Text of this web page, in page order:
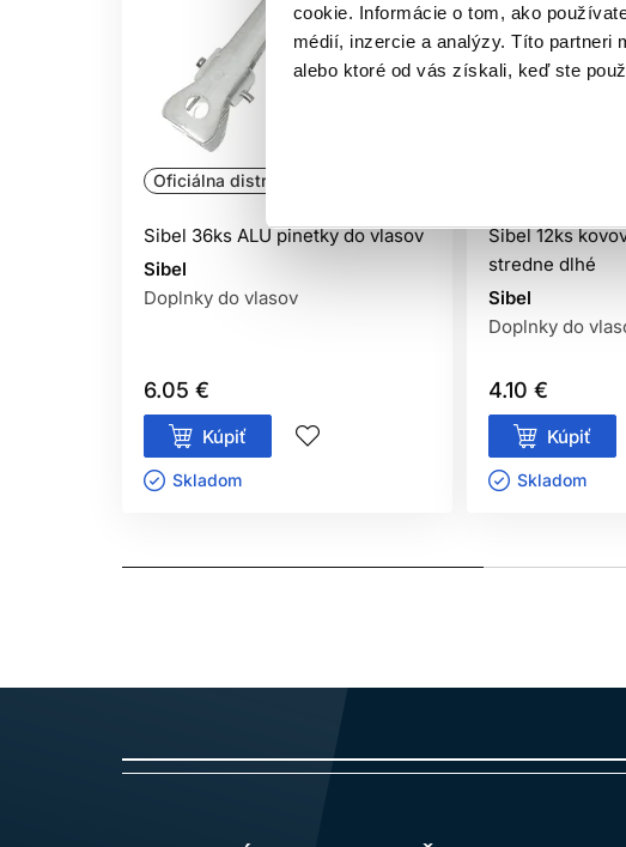
cookie. Informácie o tom, ako
médií, inzercie a analýzy. Títo
alebo ktoré od vás získali, keď ste
Oficiálna distribúcia
Sibel 36ks ALU pinetky do vlasov
Sibel
Doplnky do vlasov
6.05 €
Kúpiť
Skladom ㅤ
Sibel 12ks
stredne dlhé
Sibel
Doplnky do
4.10 €
Kúpiť
Skladom ㅤ